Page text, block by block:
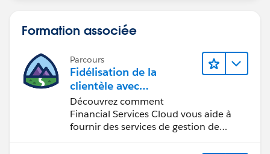
Formation associée
Parcours
Fidélisation de la
clientèle avec
Financial Services Cloud
Découvrez comment
Financial Services Cloud vous aide à
fournir des services de gestion de